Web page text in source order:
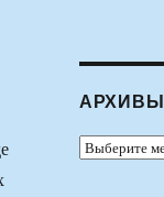
АРХИВЫ
Архивы